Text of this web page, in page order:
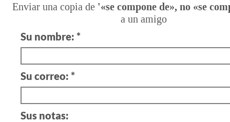
Enviar una copia de '«se compone de», no «se
a un amigo
Su nombre: *
Su correo: *
Sus notas: